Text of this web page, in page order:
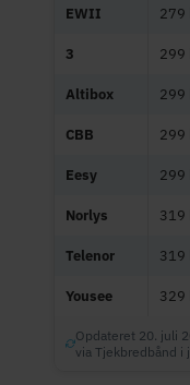
EWII 279
3 299
Altibox 299
CBB 299
Eesy 299
Norlys 319
Telenor 319
Yousee 329
Opdateret 20. juli
via Tjekbredbånd i